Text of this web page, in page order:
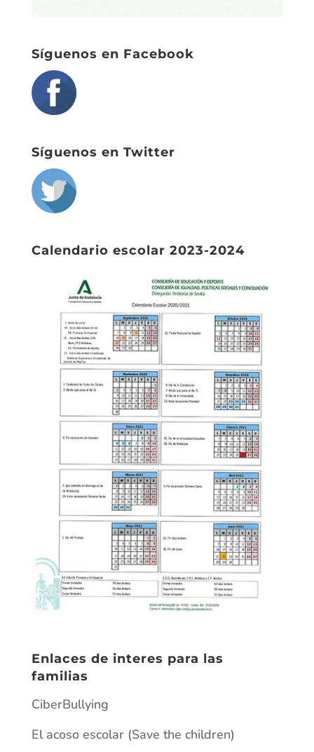
Síguenos en Facebook
Síguenos en Twitter
Calendario escolar 2023-2024
Enlaces de interes para las
familias
CiberBullying
El acoso escolar (Save the children)